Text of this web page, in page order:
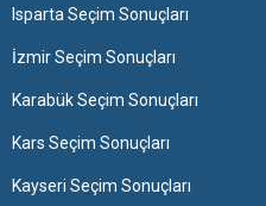
Isparta Seçim Sonuçları
İzmir Seçim Sonuçları
Karabük Seçim Sonuçları
Kars Seçim Sonuçları
Kayseri Seçim Sonuçları